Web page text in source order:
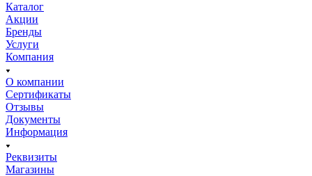
Каталог
Акции
Бренды
Услуги
Компания
О компании
Сертификаты
Отзывы
Документы
Информация
Реквизиты
Магазины